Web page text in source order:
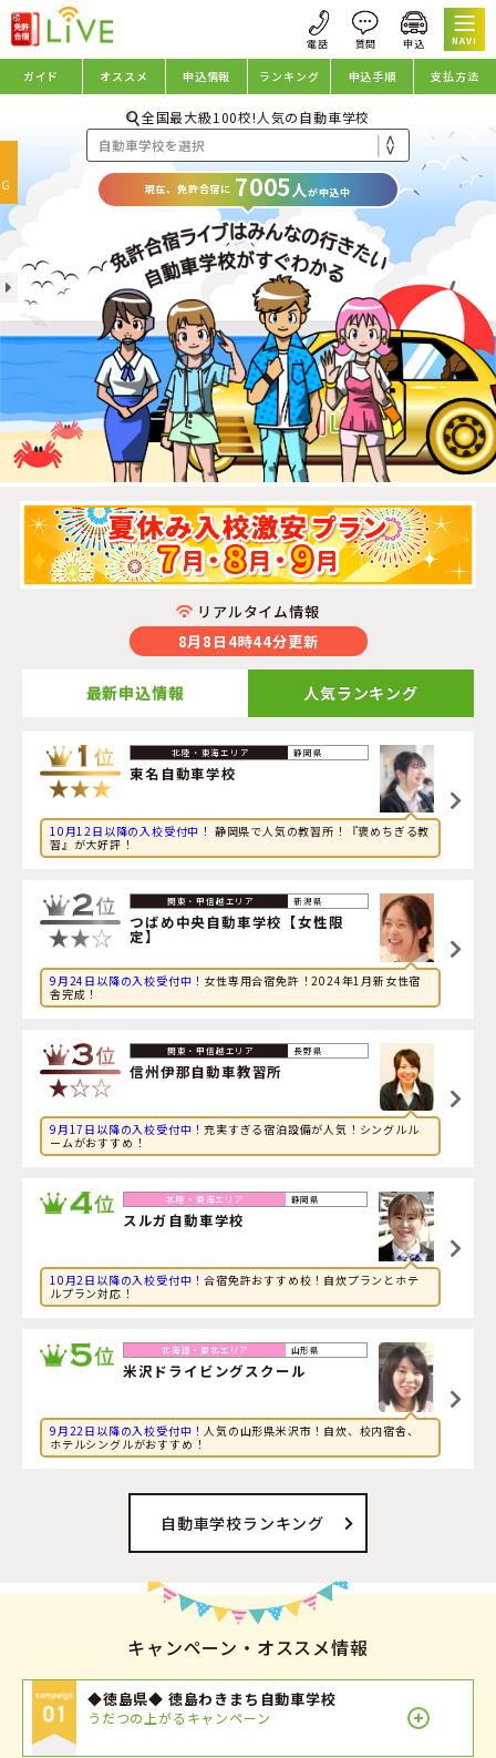
NAVI
ガイド オススメ 申込情報 ランキング 申込手順 支払方法
全国最大級100校!人気の自動車学校
現在、免許合宿に 7005 人が申込中
リアルタイム情報
8月8日4時44分更新
最新申込情報
2026年8月8日
旅行に興味のある社会人が岡山県・
岡山県・沼自動車学校
に申し込みました。
2026年8月8日
旅行に興味のある大学生が岩手県・盛岡南ドライビングス
2026年8月8日
映画に興味のある高校生が静岡県・
東名自動車学校に申し
込みました。
2026年8月8日
人気ランキング
静岡県
東名自動車学校
10月12日以降の入校受付中！ 静岡県で人気の教習所！『褒めちぎる教
習』が大好評！
新潟県
つばめ中央自動車学校【女性限
定】
9月24日以降の入校受付中！ 女性専用合宿免許！2024年1月新女性宿
舎完成！
長野県
信州伊那自動車教習所
9月17日以降の入校受付中！充実すぎる宿泊設備が人気！シングルル
ームがおすすめ！
静岡県
スルガ自動車学校
10月2日以降の入校受付中！合宿免許おすすめ校！自炊プランとホテ
ルプラン対応！
山形県
米沢ドライビングスクール
9月22日以降の入校受付中！人気の山形県米沢市！自炊、校内宿舎、
ホテルシングルがおすすめ！
自動車学校ランキング
キャンペーン・オススメ情報
◆徳島県◆ 徳島わきまち自動車学校
うだつの上がるキャンペーン